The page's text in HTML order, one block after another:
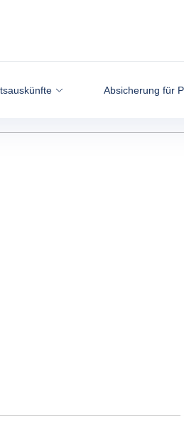
Absicherung für